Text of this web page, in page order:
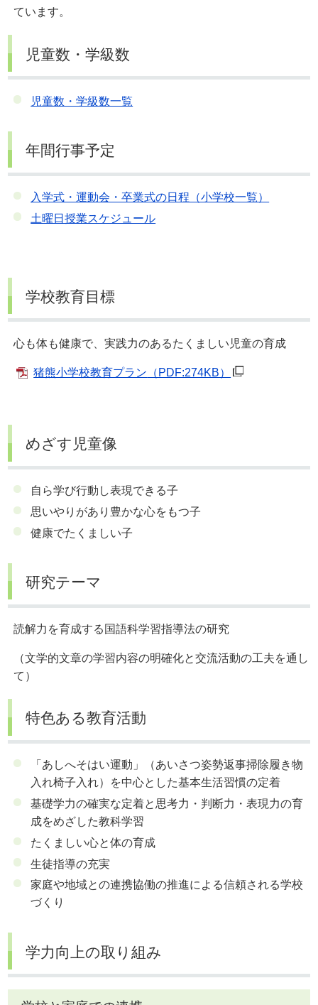
ています。
児童数・学級数
児童数・学級数一覧
年間行事予定
入学式・運動会・卒業式の日程（小学校一覧）
土曜日授業スケジュール
学校教育目標
心も体も健康で、実践力のあるたくましい児童の育成
猪熊小学校教育プラン （PDF:274KB）
めざす児童像
自ら学び行動し表現できる子
思いやりがあり豊かな心をもつ子
健康でたくましい子
研究テーマ
読解力を育成する国語科学習指導法の研究
（文学的文章の学習内容の明確化と交流活動の工夫を通し
て）
特色ある教育活動
「あしへそはい運動」（あいさつ姿勢返事掃除履き物
入れ椅子入れ）を中心とした基本生活習慣の定着
基礎学力の確実な定着と思考力・判断力・表現力の育
成をめざした教科学習
たくましい心と体の育成
生徒指導の充実
家庭や地域との連携協働の推進による信頼される学校
づくり
学力向上の取り組み